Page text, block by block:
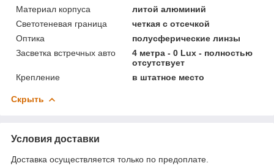
Материал корпуса
литой алюминий
Светотеневая граница
четкая с отсечкой
Оптика
полусферические линзы
Засветка встречных авто
4 метра - 0 Lux - полностью
отсутствует
Крепление
в штатное место
Скрыть
Условия доставки
Доставка осуществляется только по предоплате.